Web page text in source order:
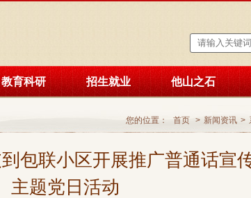
教育科研 招生就业 他山之石
您的位置： 首页 > 新闻资讯 >
包联小区开展推广普通话宣
主题党日活动